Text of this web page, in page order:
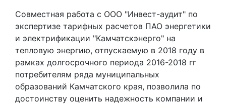
Совместная работа с ООО "Инвест-аудит" по
экспертизе тарифных расчетов ПАО энергетики
и электрификации "Камчатскэнерго" на
тепловую энергию, отпускаемую в 2018 году в
рамках долгосрочного периода 2016-2018 гг
потребителям ряда муниципальных
образований Камчатского края, позволила по
достоинству оценить надежность компании и